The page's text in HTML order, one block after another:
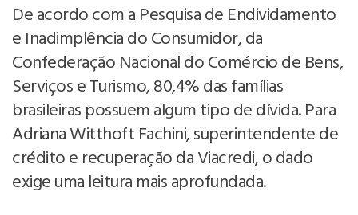
De acordo com a Pesquisa de Endividamento
e Inadimplência do Consumidor, da
Confederação Nacional do Comércio de Bens,
Serviços e Turismo, 80,4% das famílias
brasileiras possuem algum tipo de dívida. Para
Adriana Witthoft Fachini, superintendente de
crédito e recuperação da Viacredi, o dado
exige uma leitura mais aprofundada.